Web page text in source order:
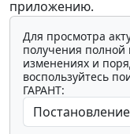
приложению.
Для просмотра
получения полной
изменениях и
воспользуйтесь
ГАРАНТ: